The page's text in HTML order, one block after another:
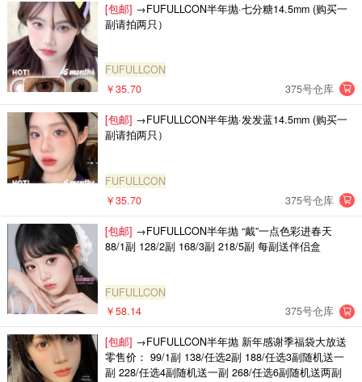
[包邮] →FUFULLCON半年抛·七分糖14.5mm (购买一
副请拍两只）
FUFULLCON
￥35.70
375号仓库
[包邮] →FUFULLCON半年抛·发发蓝14.5mm (购买一
副请拍两只）
FUFULLCON
￥35.70
375号仓库
[包邮] →FUFULLCON半年抛 “戴”一点色彩进春天
88/1副 128/2副 168/3副 218/5副 每副送伴侣盒
FUFULLCON
￥58.14
375号仓库
[包邮] →FUFULLCON半年抛 新年感谢季福袋大放送
零售价： 99/1副 138/任选2副 188/任选3副随机送一
副 228/任选4副随机送一副 268/任选6副随机送两副